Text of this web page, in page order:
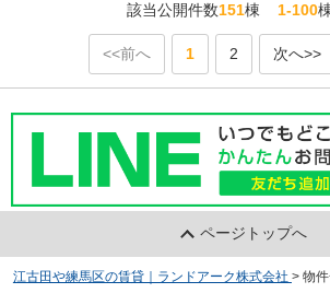
該当公開件数151棟 1-100
<<前へ 1 2 次へ>>
ページトップへ
江古田や練馬区の賃貸｜ランドアーク株式会社 > 物